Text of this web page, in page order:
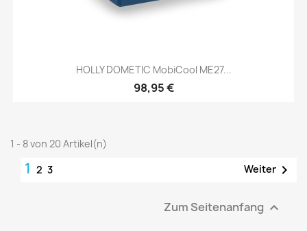
HOLLY DOMETIC MobiCool ME27...
98,95 €
1 - 8 von 20 Artikel(n)
1 2 3 Weiter 
Zum Seitenanfang 